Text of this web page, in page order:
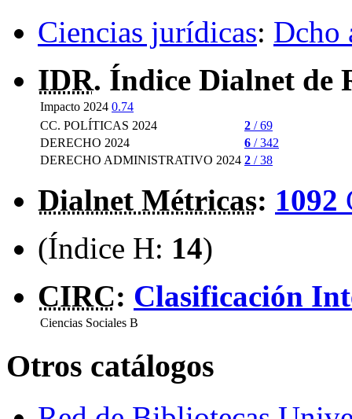
Ciencias jurídicas: Dcho
IDR. Índice Dialnet de
Impacto 2024 0.74
CC. POLÍTICAS 2024
2 / 69
DERECHO 2024
6 / 342
DERECHO ADMINISTRATIVO 2024 2 / 38
Dialnet Métricas: 1092
(Índice H: 14)
CIRC: Clasificación
Ciencias Sociales B
Otros catálogos